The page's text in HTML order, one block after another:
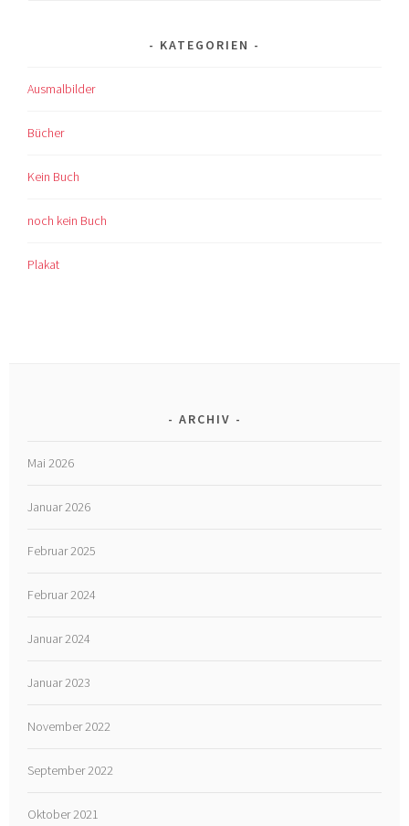
KATEGORIEN
Ausmalbilder
Bücher
Kein Buch
noch kein Buch
Plakat
ARCHIV
Mai 2026
Januar 2026
Februar 2025
Februar 2024
Januar 2024
Januar 2023
November 2022
September 2022
Oktober 2021